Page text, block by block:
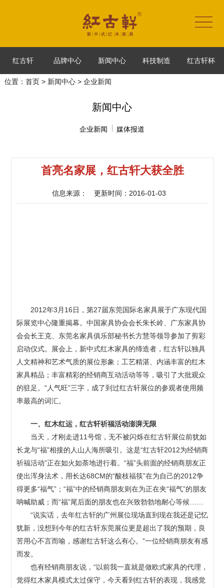
红古轩 品牌中心 新闻中心 科技制造 红古轩杯
位置： 首页> 新闻中心> 企业新闻
新闻中心
企业新闻 媒体报道
首亮名家展，红古轩大获全胜
信息来源： 更新时间：2016-01-03
2012年3月16日，第27届东莞国际名家具展于广东现代国
际展览中心隆重揭幕。中国家具协会会长朱长岭、广东家具协
会会长王克、东莞名家具俱乐部秘书长方慧等领导参加了剪彩
启动仪式。展会上，新中式红木家具的缔造者，红古轩以独具
人文精神和艺术气质的展位形象；工艺精湛、内涵丰富的红木
家具精品；丰富精彩的经销商互动活动等等，吸引了大批观众
的驻足。“人气旺”三字，成了到过红古轩展位的参观者使用频
率最高的词汇。
一、红木红运，红古轩祈福活动澎湃无限
当天，才刚走进11号馆，无不被闪烁在红古轩展位前犹如
长龙与“福”相接的人山人海所吸引。这是“红古轩2012为经销商
祈福活动”正在如火如荼地进行着。“福”头前面的经销商朋友正
使出浑身法术，用长达68CM的“酸枝福筷”在为自己的2012争
得更多“福气”；“福”中的经销商朋友则在为正在夹“福气”的朋友
呐喊助威；而“福”尾后面的朋友也在兴致勃勃地耐心等候……
“说实话，去年红古轩的广州展位现场直到现在我还是记忆
犹新，没想到今年的红古轩东莞展位更是超出了我的预期，良
苦用心不言而喻，感谢红古轩这么有心。”一位经销商朋友有感
而发。
也有经销商朋友说，“以前我一直就是做欧式家具的代理，
觉得红木家具模式太过保守，今天看到红古轩的表现，我感觉